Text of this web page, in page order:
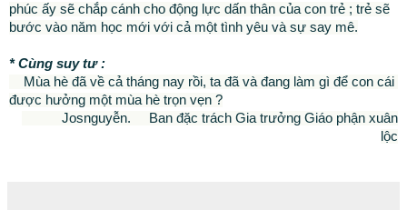
phúc ấy sẽ chắp cánh cho động lực dấn thân của con trẻ ; trẻ sẽ
bước vào năm học mới với cả một tình yêu và sự say mê.
* Cùng suy tư :
Mùa hè đã về cả tháng nay rồi, ta đã và đang làm gì để con cái
được hưởng một mùa hè trọn vẹn ?
Josnguyễn. Ban đặc trách Gia trưởng Giáo phận xuân
lộc